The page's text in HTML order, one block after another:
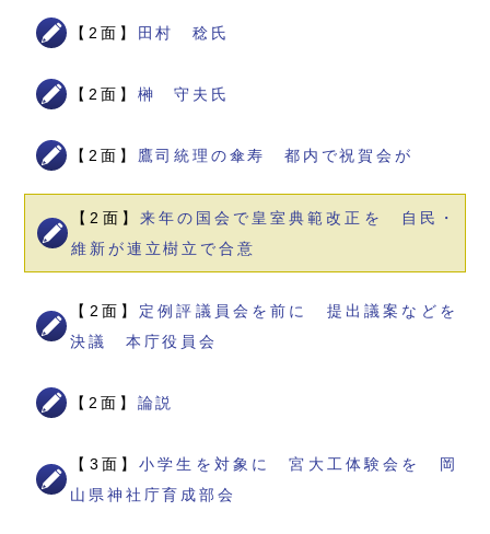
【2面】 田村 稔氏
【2面】 榊 守夫氏
【2面】 鷹司統理の傘寿 都内で祝賀会が
【2面】 来年の国会で皇室典範改正を 自民・
維新が連立樹立で合意
【2面】 定例評議員会を前に 提出議案などを
決議 本庁役員会
【2面】 論説
【3面】小学生を対象に 宮大工体験会を 岡
山県神社庁育成部会